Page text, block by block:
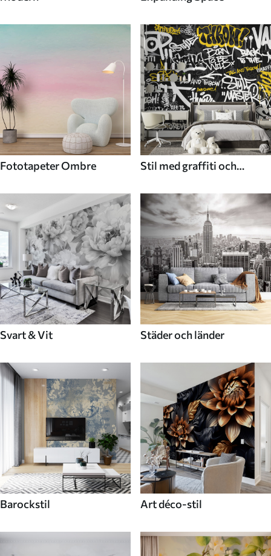
Fototapeter Ombre
Stil med graffiti och
Svart & Vit Städer och länder
Barockstil Art déco-stil